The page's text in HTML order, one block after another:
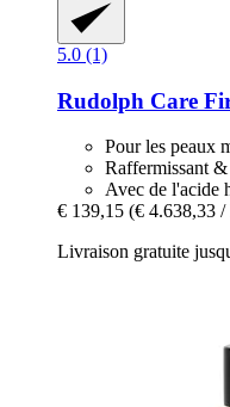
5.0 (1)
Rudolph Care
Pour les peaux
Raffermissant
Avec de l'acide
€ 139,15 (€ 4.638,33
Livraison gratuite